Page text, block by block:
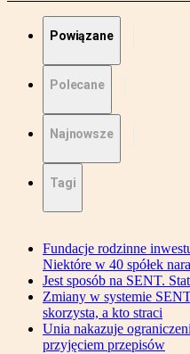
Powiązane
Polecane
Najnowsze
Tagi
Fundacje rodzinne
Niektóre w 40 spółek
Jest sposób na SENT.
Zmiany w systemie
skorzysta, a kto straci
Unia nakazuje
przyjęciem przepisów